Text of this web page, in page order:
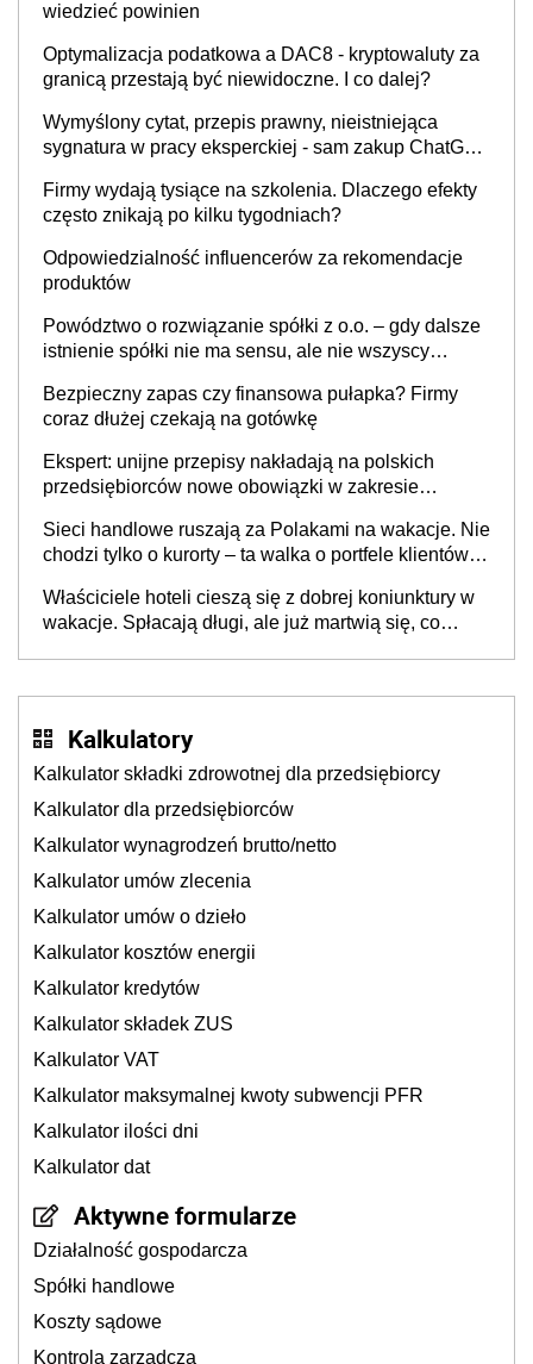
wiedzieć powinien
Optymalizacja podatkowa a DAC8 - kryptowaluty za
granicą przestają być niewidoczne. I co dalej?
Wymyślony cytat, przepis prawny, nieistniejąca
sygnatura w pracy eksperckiej - sam zakup ChatGPT
Firmy wydają tysiące na szkolenia. Dlaczego efekty
często znikają po kilku tygodniach?
Odpowiedzialność influencerów za rekomendacje
produktów
Powództwo o rozwiązanie spółki z o.o. – gdy dalsze
istnienie spółki nie ma sensu, ale nie wszyscy
Bezpieczny zapas czy finansowa pułapka? Firmy
coraz dłużej czekają na gotówkę
Ekspert: unijne przepisy nakładają na polskich
przedsiębiorców nowe obowiązki w zakresie
Sieci handlowe ruszają za Polakami na wakacje. Nie
chodzi tylko o kurorty – ta walka o portfele klientów
cichu
Właściciele hoteli cieszą się z dobrej koniunktury w
wakacje. Spłacają długi, ale już martwią się, co
Kalkulatory
Kalkulator składki zdrowotnej dla przedsiębiorcy
Kalkulator dla przedsiębiorców
Kalkulator wynagrodzeń brutto/netto
Kalkulator umów zlecenia
Kalkulator umów o dzieło
Kalkulator kosztów energii
Kalkulator kredytów
Kalkulator składek ZUS
Kalkulator VAT
Kalkulator maksymalnej kwoty subwencji PFR
Kalkulator ilości dni
Kalkulator dat
Aktywne formularze
Działalność gospodarcza
Spółki handlowe
Koszty sądowe
Kontrola zarządcza